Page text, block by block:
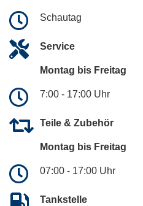
Schautag
Service
Montag bis Freitag
7:00 - 17:00 Uhr
Teile & Zubehör
Montag bis Freitag
07:00 - 17:00 Uhr
Tankstelle